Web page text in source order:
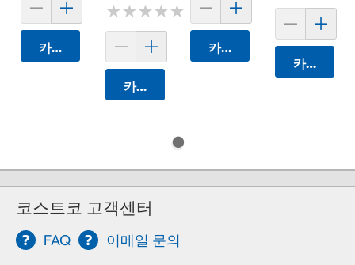
카트에 담기
★★★★★
★★★★★
카트에 담기
카트에 담기
카트에 담
코스트코 고객센터
FAQ 이메일 문의